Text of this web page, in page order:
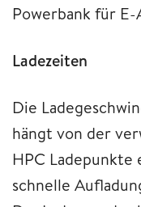
Powerbank für
Ladezeiten
Die
hängt von der
HPC
schnelle